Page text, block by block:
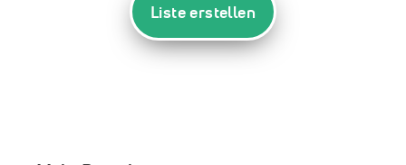
Liste erstellen